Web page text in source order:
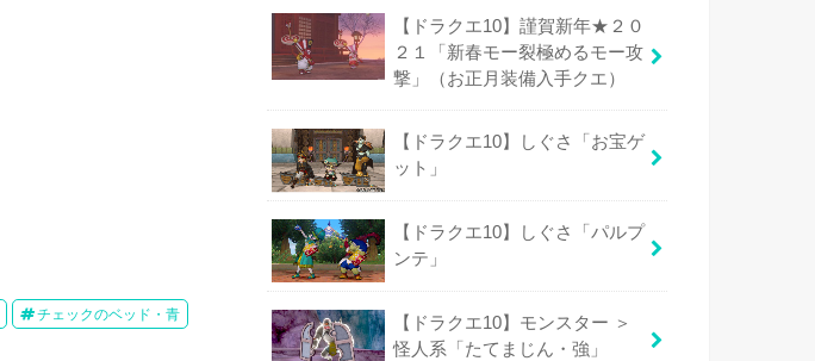
チェックのベッド・青
【ドラクエ10】謹賀新年★２０
２１「新春モー裂極めるモー攻
撃」（お正月装備入手クエ）
【ドラクエ10】しぐさ「お宝ゲ
ット」
【ドラクエ10】しぐさ「パルプ
ンテ」
【ドラクエ10】モンスター ＞
怪人系「たてまじん・強」